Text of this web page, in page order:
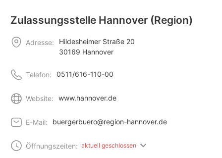
Zulassungsstelle Hannover (Region)
Adresse:
Hildesheimer Straße 20
30169 Hannover
Telefon: 0511/616-110-00
Website: www.hannover.de
E-Mail: buergerbuero@region-hannover.de
Öffnungszeiten: aktuell geschlossen